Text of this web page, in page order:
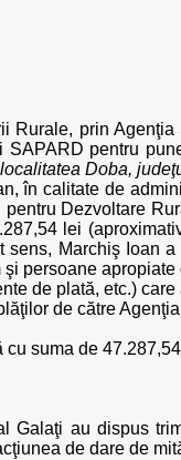
prin
pentru
Doba,
în calitate de
Dezvoltare
lei
Marchiş Ioan
persoane
de plată, etc.)
de către
suma de
Galaţi au dispus
de dare de